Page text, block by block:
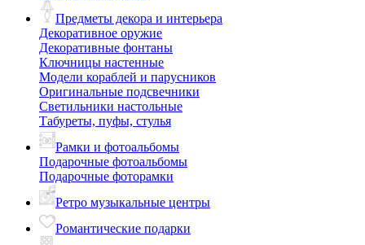
Предметы декора и интерьера
Декоративное оружие
Декоративные фонтаны
Ключницы настенные
Модели кораблей и парусников
Оригинальные подсвечники
Светильники настольные
Табуреты, пуфы, стулья
Рамки и фотоальбомы
Подарочные фотоальбомы
Подарочные фоторамки
Ретро музыкальные центры
Романтические подарки